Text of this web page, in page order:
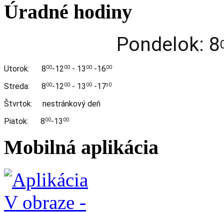
Úradné hodiny
Pondelok: 8
Utorok: 800-1200 - 13 00 -1600
Streda: 800-1200 - 13 00 -173 0
Štvrtok: nestránkový deň
Piatok: 800-13 00
Mobilná aplikácia